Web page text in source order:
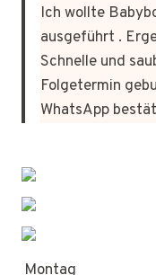
Ich wollte
ausgeführt .
Schnelle und
Folgetermin
WhatsApp
Montag